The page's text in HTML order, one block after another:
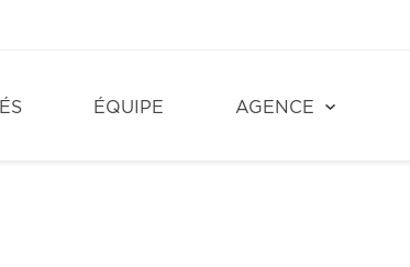
ÉQUIPE AGENCE